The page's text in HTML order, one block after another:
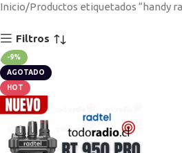
Inicio Productos etiquetados “handy
Filtros
-9%
AGOTADO
HOT